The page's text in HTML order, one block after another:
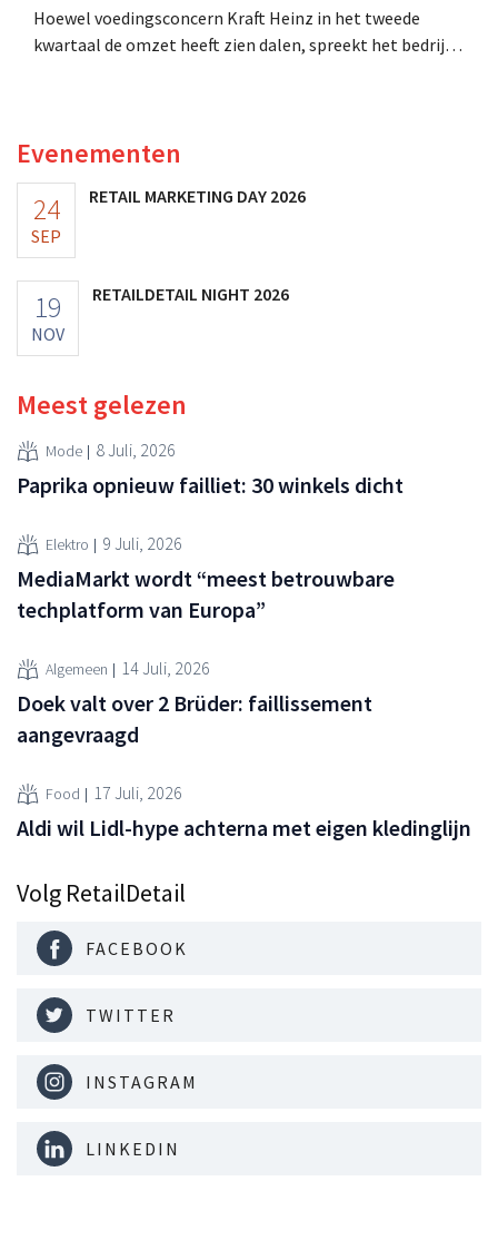
Hoewel voedingsconcern Kraft Heinz in het tweede
kwartaal de omzet heeft zien dalen, spreekt het bedrijf
Evenementen
24
SEP
RETAIL MARKETING DAY 2026
19
NOV
RETAILDETAIL NIGHT 2026
Meest gelezen
Mode 8 Juli, 2026
Paprika opnieuw failliet: 30 winkels dicht
Elektro 9 Juli, 2026
MediaMarkt wordt “meest betrouwbare
techplatform van Europa”
Algemeen 14 Juli, 2026
Doek valt over 2 Brüder: faillissement
aangevraagd
Food 17 Juli, 2026
Aldi wil Lidl-hype achterna met eigen kledinglijn
Volg RetailDetail
FACEBOOK
TWITTER
INSTAGRAM
LINKEDIN